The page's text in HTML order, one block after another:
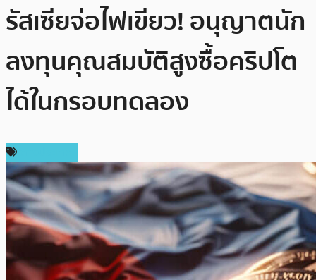
รัสเซียจ่อไฟเขียว! อนุญาตนัก
ลงทุนคุณสมบัติสูงซื้อคริปโต
ได้ในกรอบทดลอง